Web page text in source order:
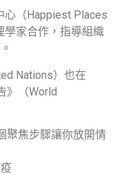
心（Happiest Places
學家合作，指導組織
Nations）也在
》（World
聚焦步驟讓你放開情